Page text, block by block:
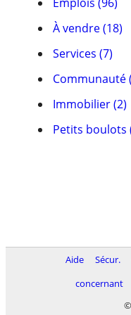
À vendre (18)
Services (7)
Communauté
Immobilier (2)
Petits boulots
Aide Sécur.
concernant